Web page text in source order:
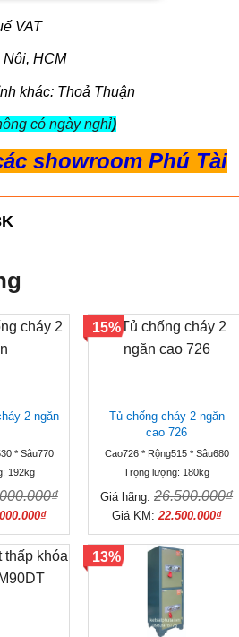
VAT
HCM
khác: Thoả Thuận
có ngày nghỉ)
showroom Phú Tài
2 ngăn
* Sâu770
192kg
Tủ chống cháy 2 ngăn
cao 726
Cao726 * Rộng515 * Sâu680
Trọng lượng: 180kg
Giá hãng:26.500.000₫
Giá KM: 22.500.000₫
15%
13%